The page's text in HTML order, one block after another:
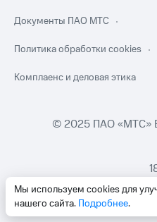
Мы используем cookies для
нашего сайта. Подробнее.
Документы ПАО МТС
Политика обработки cookies
Комплаенс и деловая этика
© 2025 ПАО «МТС»